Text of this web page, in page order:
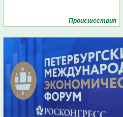
Проиcшествия